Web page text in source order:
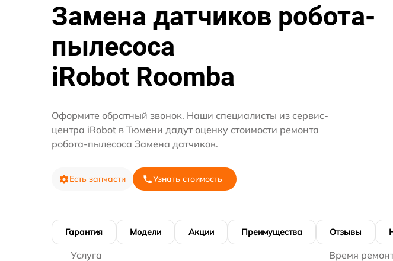
Замена датчиков робота-
пылесоса
iRobot Roomba
Оформите обратный звонок. Наши специалисты из сервис-
центра iRobot в Тюмени дадут оценку стоимости ремонта
робота-пылесоса Замена датчиков.
Есть запчасти Узнать стоимость
Гарантия Модели Акции Преимущества Отзывы
Услуга Время